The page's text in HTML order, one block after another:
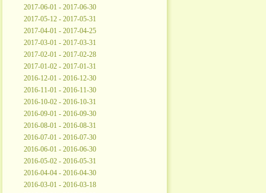
2017-06-01 - 2017-06-30
2017-05-12 - 2017-05-31
2017-04-01 - 2017-04-25
2017-03-01 - 2017-03-31
2017-02-01 - 2017-02-28
2017-01-02 - 2017-01-31
2016-12-01 - 2016-12-30
2016-11-01 - 2016-11-30
2016-10-02 - 2016-10-31
2016-09-01 - 2016-09-30
2016-08-01 - 2016-08-31
2016-07-01 - 2016-07-30
2016-06-01 - 2016-06-30
2016-05-02 - 2016-05-31
2016-04-04 - 2016-04-30
2016-03-01 - 2016-03-18